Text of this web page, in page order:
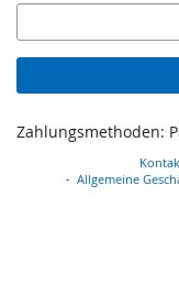
E-
Mail
Zahlungsmethoden:
Allgemeine